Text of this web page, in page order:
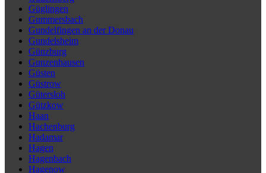
Güglingen
Gummersbach
Gundelfingen an der Donau
Gundelsheim
Günzburg
Gunzenhausen
Güsten
Güstrow
Gütersloh
Gützkow
Haan
Hachenburg
Hadamar
Hagen
Hagenbach
Hagenow